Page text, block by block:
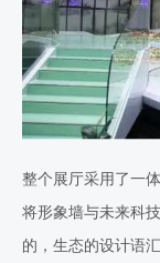
整个展厅采用了一
将形象墙与未来科
的，生态的设计语